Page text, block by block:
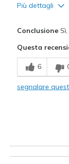
Più dettagli
Migliori
Casual Wear
ConclusioneSì,
Questa
6
segnalare